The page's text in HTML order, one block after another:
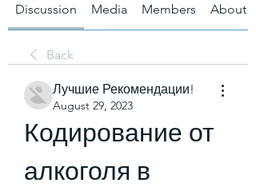
Discussion Media Members About
Back
Лучшие Рекомендации!
August 29, 2023
Кодирование от
алкоголя в